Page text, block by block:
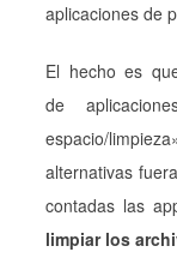
aplicaciones de
El hecho es
de
espacio/
alternativas
contadas las
limpiar los